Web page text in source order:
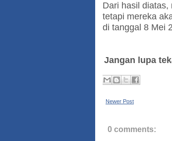
Dari hasil diatas,
tetapi mereka
di tanggal 8 Mei
Jangan lupa
Newer Post
0 comments: